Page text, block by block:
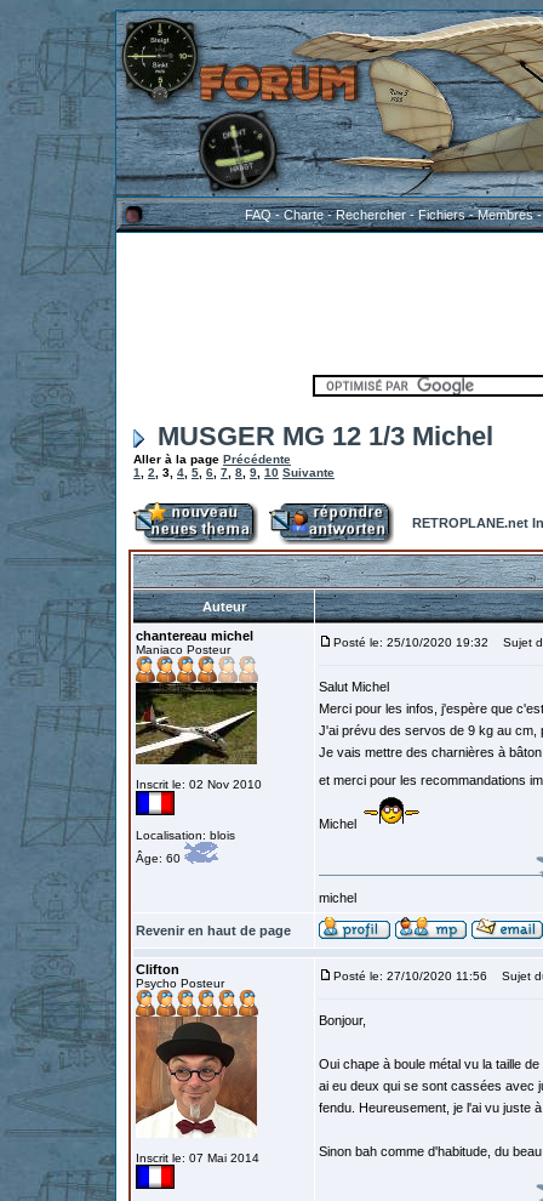
FAQ-Charte-Rechercher-Fichiers-Membres
MUSGER MG 12 1/3 Michel
Aller à la page Précédente
1
2 3 4 5 6 7 8 9 10 Suivante
RETROPLANE.net
Auteur
chantereau michel
Maniaco Posteur
Inscrit le: 02 Nov 2010
Localisation: blois
Âge: 60
Posté le: 25/10/2020 19:32 Sujet
Salut Michel
Merci pour les infos, j'espère que
J'ai prévu des servos de 9 kg au cm,
Je vais mettre des charnières à
et merci pour les recommandations
Michel
michel
Revenir en haut de page
Clifton
Psycho Posteur
Inscrit le: 07 Mai 2014
Posté le: 27/10/2020 11:56 Sujet
Bonjour,
Oui chape à boule métal vu la taille
ai eu deux qui se sont cassées avec
fendu. Heureusement, je l'ai vu juste
Sinon bah comme d'habitude, du